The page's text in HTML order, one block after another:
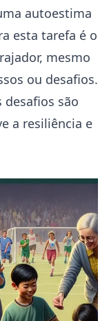
autoestima
esta tarefa é o
mesmo
ou desafios.
desafios são
a resiliência e